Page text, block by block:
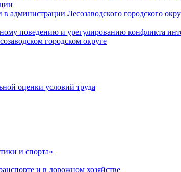
администрации Лесозаводского городского
поведению и урегулированию конфликта
городском округе
оценки условий труда
и спорта»
и в дорожном хозяйстве